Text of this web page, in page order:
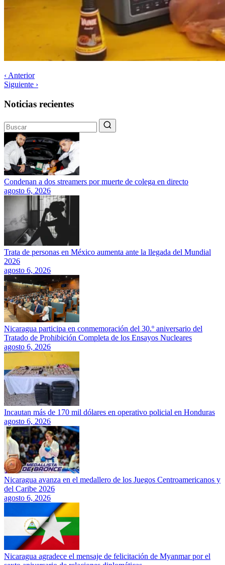
‹ Anterior
Siguiente ›
Noticias recientes
Condenan a dos streamers por muerte de colega en directo
agosto 6, 2026
Trata de personas en México aumenta ante la llegada del Mundial
2026
agosto 6, 2026
Nicaragua participa en conmemoración del 30.º aniversario del
Tratado de Prohibición Completa de los Ensayos Nucleares
agosto 6, 2026
Incautan más de 170 mil dólares en operativo policial en Honduras
agosto 6, 2026
Nicaragua avanza en el medallero de los Juegos Centroamericanos y
del Caribe 2026
agosto 6, 2026
Nicaragua agradece el mensaje de felicitación de Myanmar por el